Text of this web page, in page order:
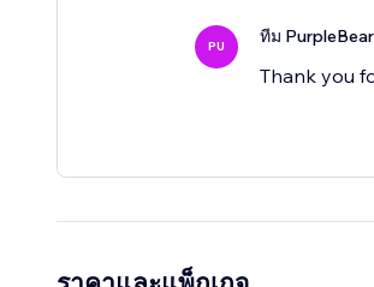
PU ทีม PurpleBear
Thank you